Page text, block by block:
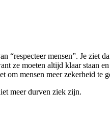
mensen”. Je ziet
ze moeten altijd klaar
om mensen meer zekerheid te
meer durven ziek zijn.